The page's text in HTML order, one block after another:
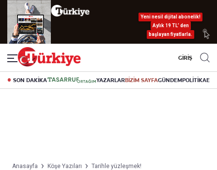
Yeni nesil dijital abonelik!
Aylık 19 TL’ den
başlayan fiyatlarla.
GİRİŞ
SON DAKİKA YAZARLARBİZİM SAYFAGÜNDEMPOLİTİKA
Anasayfa Köşe Yazıları Tarihle yüzleşmek!